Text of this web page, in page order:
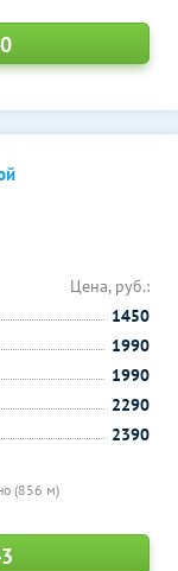
(856 м)
Цена, руб.:
1450
1990
1990
2290
2390